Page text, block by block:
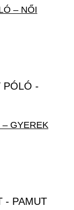
– NŐI
GYEREK